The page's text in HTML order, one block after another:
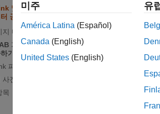
및 MATLAB 작업 공간과
공유하기
내용
기본 작업 공간의 파라미터
기
파라미터를 차트와 공유하기
사전을 차트에 추가하기
목
사용
파라미터
상태,
크기
미주
América Latina (Español)
Canada (English)
United States (English)
유